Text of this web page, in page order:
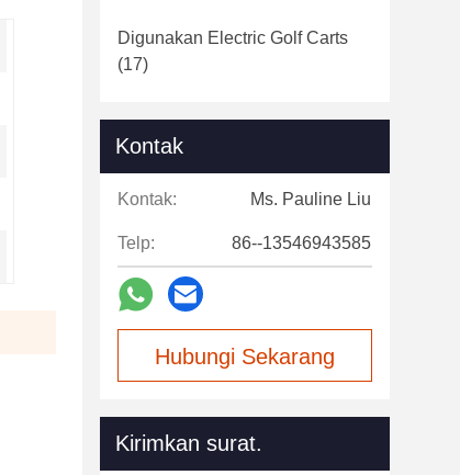
Digunakan Electric Golf Carts
(17)
Kontak
Kontak: Ms. Pauline Liu
Telp: 86--13546943585
Hubungi Sekarang
Kirimkan surat.